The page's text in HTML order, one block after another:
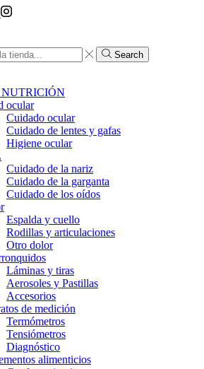
Search
ocular
Cuidado ocular
Cuidado de lentes y gafas
Higiene ocular
​​Cuidado de la nariz
​​Cuidado de la garganta
​​Cuidado de los oídos
Espalda y cuello
Rodillas y articulaciones
Otro dolor
Láminas y tiras
Aerosoles y Pastillas
Accesorios
de medición
Termómetros
Tensiómetros
Diagnóstico
alimenticios